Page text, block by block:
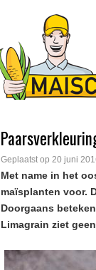
Geplaatst op 20 juni
Met name in het
maïsplanten voor.
Doorgaans
Limagrain ziet